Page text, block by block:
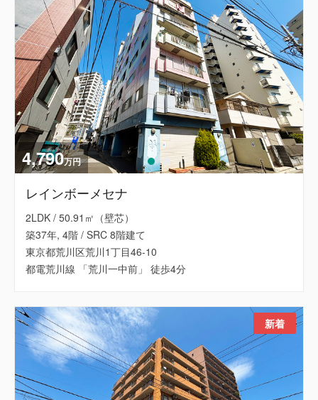
4,790万円
レインボーメセナ
2LDK / 50.91㎡（壁芯）
築37年, 4階 / SRC 8階建て
東京都荒川区荒川1丁目46-10
都電荒川線 「荒川一中前」 徒歩4分
新着